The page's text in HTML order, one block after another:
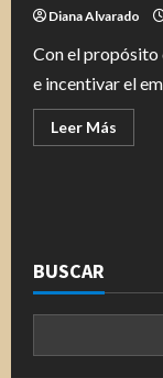
por
Diana Alvarado
Con el propósito
e incentivar el
Leer Más
más
a
la
BUSCAR